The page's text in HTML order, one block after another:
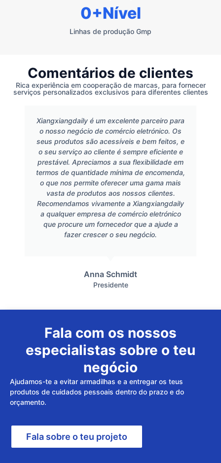
Linhas de produção Gmp
0+Nível
Comentários de clientes
Rica experiência em cooperação de marcas, para fornecer
serviços personalizados exclusivos para diferentes clientes
Xiangxiangdaily é um excelente parceiro para
o nosso negócio de comércio eletrónico. Os
seus produtos são acessíveis e bem feitos, e
o seu serviço ao cliente é sempre eficiente e
prestável. Apreciamos a sua flexibilidade em
termos de quantidade mínima de encomenda,
o que nos permite oferecer uma gama mais
vasta de produtos aos nossos clientes.
Recomendamos vivamente a Xiangxiangdaily
a qualquer empresa de comércio eletrónico
que procure um fornecedor que a ajude a
fazer crescer o seu negócio.
Anna Schmidt
Presidente
Fala com os nossos
especialistas sobre o teu
negócio
Ajudamos-te a evitar armadilhas e a entregar os teus
produtos de cuidados pessoais dentro do prazo e do
orçamento.
Fala sobre o teu projeto